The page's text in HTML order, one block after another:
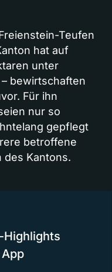
Teufen
hat auf
unter
bewirtschaften
Für ihn
nur so
gepflegt
betroffene
des Kantons.
Highlights